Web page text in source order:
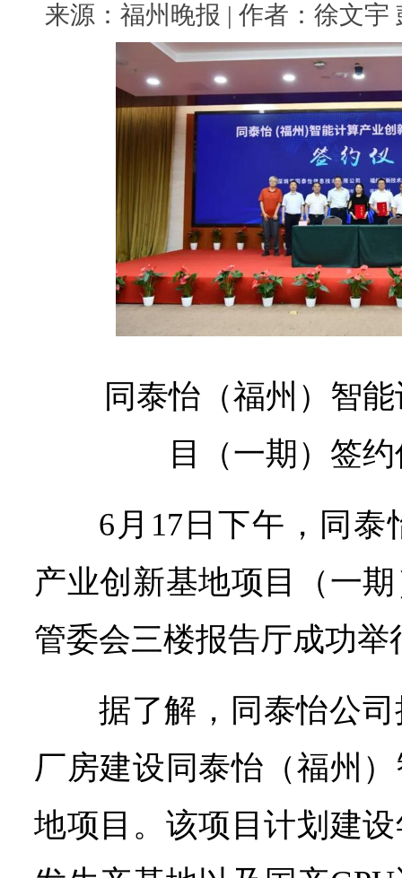
来源：福州晚报 | 作者：徐文宇
同泰怡（福州）智
目（一期）签
6月17日下午，同
产业创新基地项目（一
管委会三楼报告厅成功举
据了解，同泰怡公
厂房建设同泰怡（福州
地项目。该项目计划建